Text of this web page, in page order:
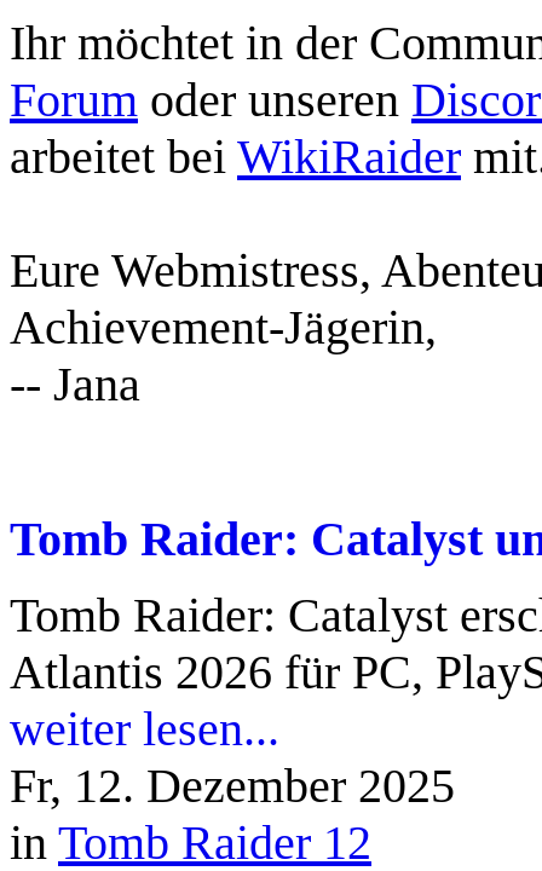
Ihr möchtet in der
Forum oder unseren
arbeitet bei WikiRaider
Eure Webmistress,
Achievement-Jägerin,
-- Jana
Tomb Raider: Catalyst
Tomb Raider: Catalyst
Atlantis 2026 für PC,
weiter lesen...
Fr, 12. Dezember 2025
in Tomb Raider 12